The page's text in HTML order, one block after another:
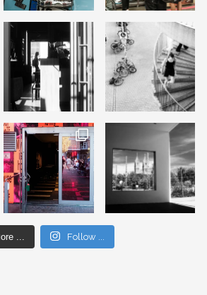
... Follow ...